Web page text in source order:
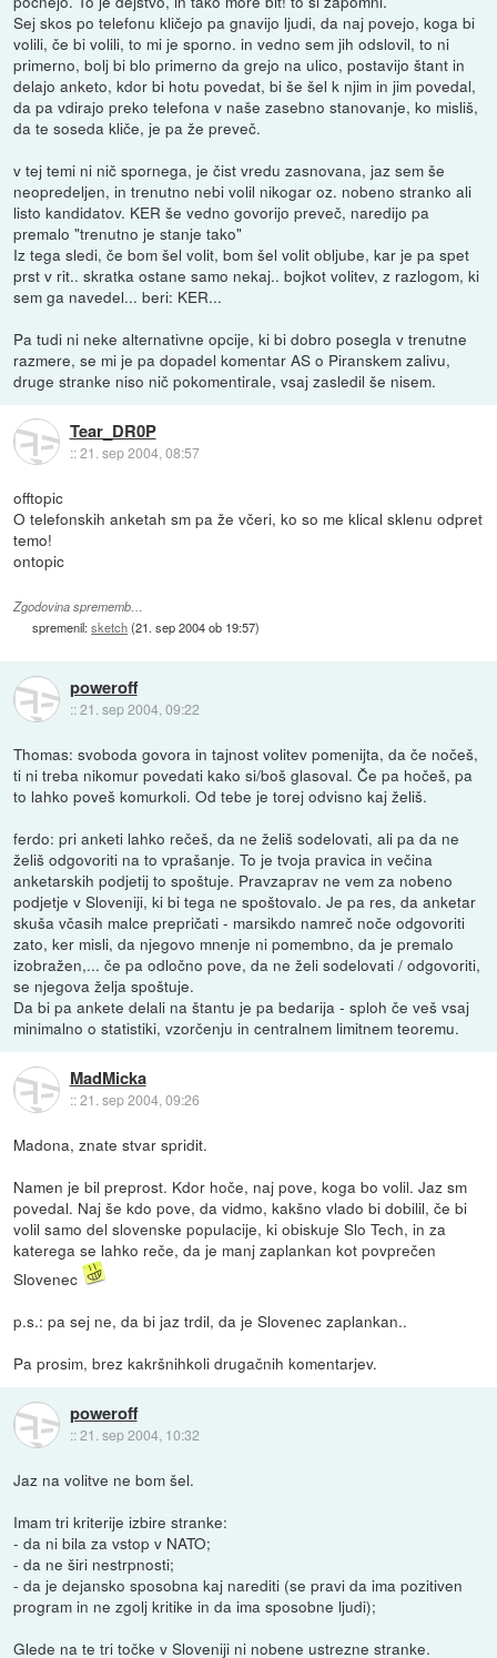
Sej skos po telefonu kličejo pa gnavijo ljudi, da naj povejo, koga bi
volili, če bi volili, to mi je sporno. in vedno sem jih odslovil, to ni
primerno, bolj bi blo primerno da grejo na ulico, postavijo štant in
delajo anketo, kdor bi hotu povedat, bi še šel k njim in jim povedal,
da pa vdirajo preko telefona v naše zasebno stanovanje, ko misliš,
da te soseda kliče, je pa že preveč.
v tej temi ni nič spornega, je čist vredu zasnovana, jaz sem še
neopredeljen, in trenutno nebi volil nikogar oz. nobeno stranko ali
listo kandidatov. KER še vedno govorijo preveč, naredijo pa
premalo "trenutno je stanje tako"
Iz tega sledi, če bom šel volit, bom šel volit obljube, kar je pa spet
prst v rit.. skratka ostane samo nekaj.. bojkot volitev, z razlogom, ki
sem ga navedel... beri: KER...
Pa tudi ni neke alternativne opcije, ki bi dobro posegla v trenutne
razmere, se mi je pa dopadel komentar AS o Piranskem zalivu,
druge stranke niso nič pokomentirale, vsaj zasledil še nisem.
Tear_DR0P
::21. sep 2004, 08:57
offtopic
O telefonskih anketah sm pa že včeri, ko so me klical sklenu odpret
temo!
ontopic
Zgodovina sprememb…
spremenil:sketch(21. sep 2004 ob 19:57)
poweroff
::21. sep 2004, 09:22
Thomas: svoboda govora in tajnost volitev pomenijta, da če nočeš,
ti ni treba nikomur povedati kako si/boš glasoval. Če pa hočeš, pa
to lahko poveš komurkoli. Od tebe je torej odvisno kaj želiš.
ferdo: pri anketi lahko rečeš, da ne želiš sodelovati, ali pa da ne
želiš odgovoriti na to vprašanje. To je tvoja pravica in večina
anketarskih podjetij to spoštuje. Pravzaprav ne vem za nobeno
podjetje v Sloveniji, ki bi tega ne spoštovalo. Je pa res, da anketar
skuša včasih malce prepričati - marsikdo namreč noče odgovoriti
zato, ker misli, da njegovo mnenje ni pomembno, da je premalo
izobražen,... če pa odločno pove, da ne želi sodelovati / odgovoriti,
se njegova želja spoštuje.
Da bi pa ankete delali na štantu je pa bedarija - sploh če veš vsaj
minimalno o statistiki, vzorčenju in centralnem limitnem teoremu.
MadMicka
::21. sep 2004, 09:26
Madona, znate stvar spridit.
Namen je bil preprost. Kdor hoče, naj pove, koga bo volil. Jaz sm
povedal. Naj še kdo pove, da vidmo, kakšno vlado bi dobilil, če bi
volil samo del slovenske populacije, ki obiskuje Slo Tech, in za
katerega se lahko reče, da je manj zaplankan kot povprečen
Slovenec
p.s.: pa sej ne, da bi jaz trdil, da je Slovenec zaplankan..
Pa prosim, brez kakršnihkoli drugačnih komentarjev.
poweroff
::21. sep 2004, 10:32
Jaz na volitve ne bom šel.
Imam tri kriterije izbire stranke:
- da ni bila za vstop v NATO;
- da ne širi nestrpnosti;
- da je dejansko sposobna kaj narediti (se pravi da ima pozitiven
program in ne zgolj kritike in da ima sposobne ljudi);
Glede na te tri točke v Sloveniji ni nobene ustrezne stranke.